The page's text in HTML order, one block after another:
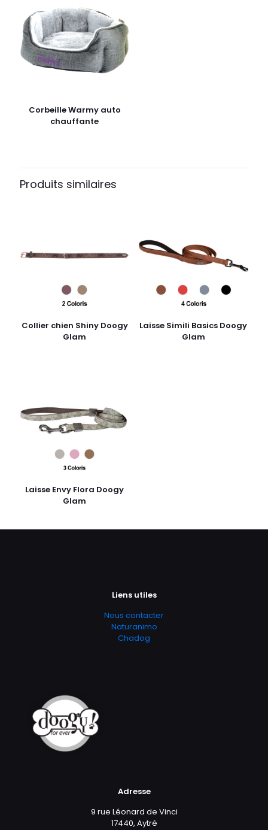
Corbeille Warmy auto
chauffante
Produits similaires
Collier chien Shiny Doogy
Glam
Laisse Simili Basics Doogy
Glam
Laisse Envy Flora Doogy
Glam
Liens utiles
Nous contacter
Naturanimo
Chadog
Adresse
9 rue Léonard de Vinci
17440, Aytré